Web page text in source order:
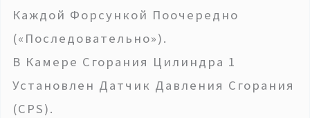
Каждой Форсункой Поочередно
(«последовательно»).
В Камере Сгорания Цилиндра 1
Установлен Датчик Давления Сгорания
(CPS).